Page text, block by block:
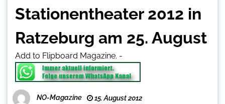
Stationentheater 2012 in
Ratzeburg am 25. August
Add to Flipboard Magazine. -
NO-Magazine 15. August 2012